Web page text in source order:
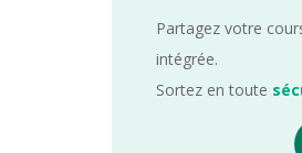
Partagez votre
intégrée.
Sortez en toute